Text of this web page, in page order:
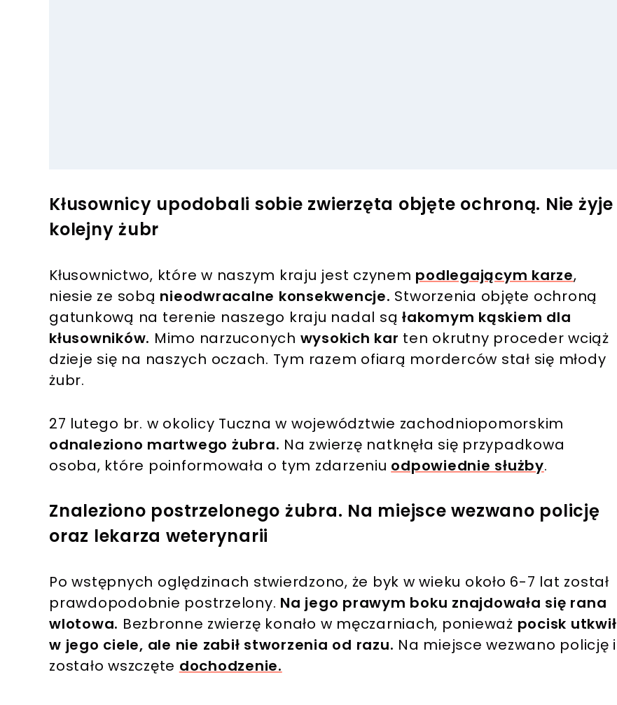
Kłusownicy upodobali sobie zwierzęta objęte ochroną. Nie żyje
kolejny żubr
Kłusownictwo, które w naszym kraju jest czynem podlegającym karze,
niesie ze sobą nieodwracalne konsekwencje. Stworzenia objęte ochroną
gatunkową na terenie naszego kraju nadal są łakomym kąskiem dla
kłusowników. Mimo narzuconych wysokich kar ten okrutny proceder wciąż
dzieje się na naszych oczach. Tym razem ofiarą morderców stał się młody
żubr.
27 lutego br. w okolicy Tuczna w województwie zachodniopomorskim
odnaleziono martwego żubra. Na zwierzę natknęła się przypadkowa
osoba, które poinformowała o tym zdarzeniu odpowiednie służby.
Znaleziono postrzelonego żubra. Na miejsce wezwano policję
oraz lekarza weterynarii
Po wstępnych oględzinach stwierdzono, że byk w wieku około 6-7 lat został
prawdopodobnie postrzelony. Na jego prawym boku znajdowała się rana
wlotowa. Bezbronne zwierzę konało w męczarniach, ponieważ pocisk utkwił
w jego ciele, ale nie zabił stworzenia od razu. Na miejsce wezwano policję i
zostało wszczęte dochodzenie.